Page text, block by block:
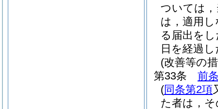
ついては
は，適用
る届出を
日を経過
(改善等の
第33条
前
(同条第2項
た者は，